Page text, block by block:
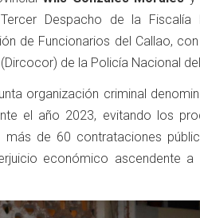
Despacho de la Fiscalía
de Funcionarios del Callao,
de la Policía Nacional del
organización criminal
el año 2023, evitando los
de 60 contrataciones
económico ascendente